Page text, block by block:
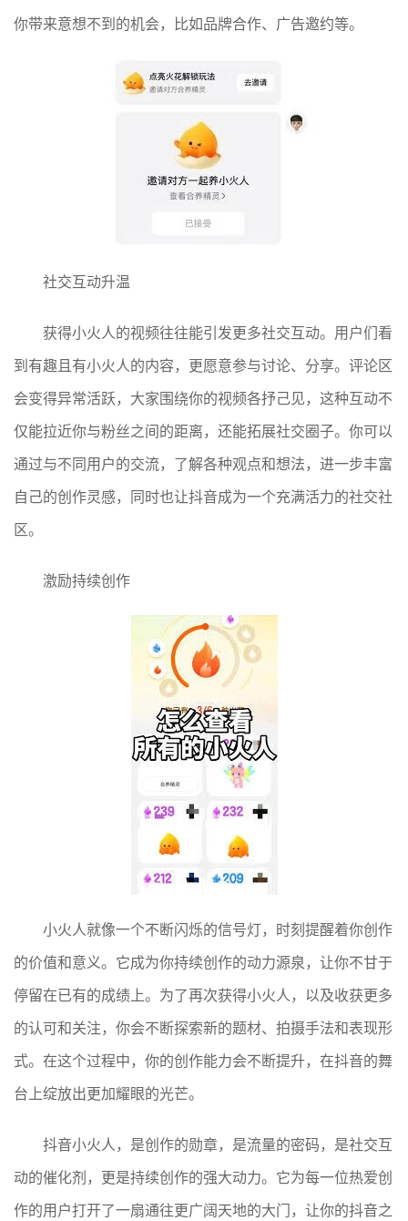
你带来意想不到的机会，比如品牌合作、广告邀约等。
社交互动升温
获得小火人的视频往往能引发更多社交互动。用户们看
到有趣且有小火人的内容，更愿意参与讨论、分享。评论区
会变得异常活跃，大家围绕你的视频各抒己见，这种互动不
仅能拉近你与粉丝之间的距离，还能拓展社交圈子。你可以
通过与不同用户的交流，了解各种观点和想法，进一步丰富
自己的创作灵感，同时也让抖音成为一个充满活力的社交社
区。
激励持续创作
小火人就像一个不断闪烁的信号灯，时刻提醒着你创作
的价值和意义。它成为你持续创作的动力源泉，让你不甘于
停留在已有的成绩上。为了再次获得小火人，以及收获更多
的认可和关注，你会不断探索新的题材、拍摄手法和表现形
式。在这个过程中，你的创作能力会不断提升，在抖音的舞
台上绽放出更加耀眼的光芒。
抖音小火人，是创作的勋章，是流量的密码，是社交互
动的催化剂，更是持续创作的强大动力。它为每一位热爱创
作的用户打开了一扇通往更广阔天地的大门，让你的抖音之